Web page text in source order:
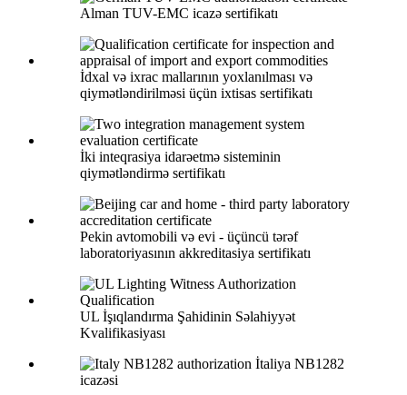
Alman TUV-EMC icazə sertifikatı
İdxal və ixrac mallarının yoxlanılması və
qiymətləndirilməsi üçün ixtisas sertifikatı
İki inteqrasiya idarəetmə sisteminin
qiymətləndirmə sertifikatı
Pekin avtomobili və evi - üçüncü tərəf
laboratoriyasının akkreditasiya sertifikatı
UL İşıqlandırma Şahidinin Səlahiyyət
Kvalifikasiyası
İtaliya NB1282
icazəsi